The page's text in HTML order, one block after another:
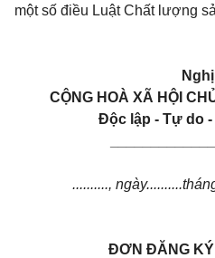
một số điều Luật Chất lượng
CỘNG HOÀ XÃ HỘI
Độc lập - Tự do
..........,
ĐƠN ĐĂNG KÝ